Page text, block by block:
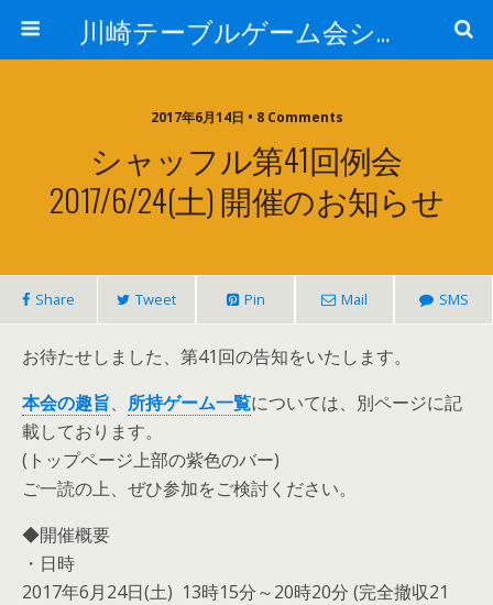
川崎テーブルゲーム会シャッフル
2017年6月14日 • 8 Comments
シャッフル第41回例会
2017/6/24(土) 開催のお知らせ
Share Tweet Pin Mail SMS
​​お待たせしました、第41回の告知をいたします。
本会の趣旨、 所持ゲーム一覧については、別ページに記
載しております。
(トップページ上部の紫色のバー)
ご一読の上、ぜひ参加をご検討ください。
◆開催概要
・日時
2017年6月24日(土) 13時15分～20時20分 (完全撤収21